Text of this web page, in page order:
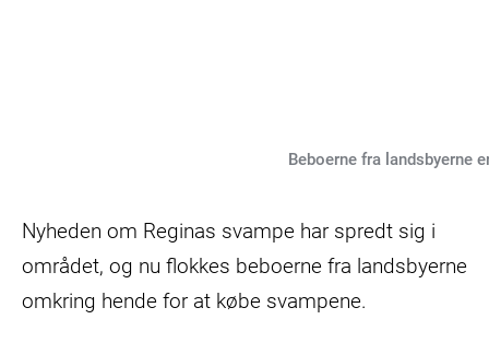
Beboerne fra landsbyerne
Nyheden om Reginas svampe har spredt sig i
området, og nu flokkes beboerne fra landsbyerne
omkring hende for at købe svampene.